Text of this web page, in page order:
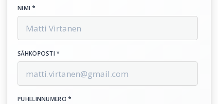
NIMI *
SÄHKÖPOSTI *
PUHELINNUMERO *